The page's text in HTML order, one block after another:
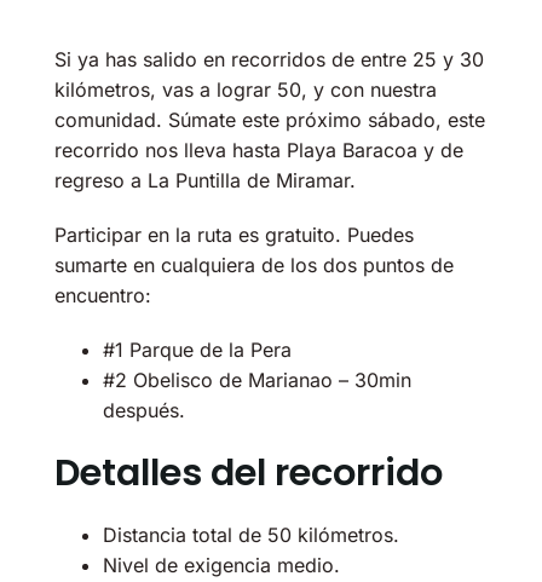
Si ya has salido en recorridos de entre 25 y 30
kilómetros, vas a lograr 50, y con nuestra
comunidad. Súmate este próximo sábado, este
recorrido nos lleva hasta Playa Baracoa y de
regreso a La Puntilla de Miramar.
Participar en la ruta es gratuito. Puedes
sumarte en cualquiera de los dos puntos de
encuentro:
#1 Parque de la Pera
#2 Obelisco de Marianao – 30min
después.
Detalles del recorrido
Distancia total de 50 kilómetros.
Nivel de exigencia medio.